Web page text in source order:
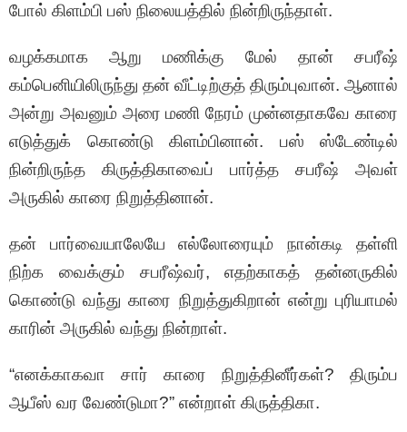
போல் கிளம்பி பஸ் நிலையத்தில் நின்றிருந்தாள்.
வழக்கமாக ஆறு மணிக்கு மேல் தான் சபரீஷ்
கம்பெனியிலிருந்து தன் வீட்டிற்குத் திரும்புவான். ஆனால்
அன்று அவனும் அரை மணி நேரம் முன்னதாகவே காரை
எடுத்துக் கொண்டு கிளம்பினான். பஸ் ஸ்டேண்டில்
நின்றிருந்த கிருத்திகாவைப் பார்த்த சபரீஷ் அவள்
அருகில் காரை நிறுத்தினான்.
தன் பார்வையாலேயே எல்லோரையும் நான்கடி தள்ளி
நிற்க வைக்கும் சபரீஷ்வர், எதற்காகத் தன்னருகில்
கொண்டு வந்து காரை நிறுத்துகிறான் என்று புரியாமல்
காரின் அருகில் வந்து நின்றாள்.
“எனக்காகவா சார் காரை நிறுத்தினீர்கள்? திரும்ப
ஆபீஸ் வர வேண்டுமா?” என்றாள் கிருத்திகா.